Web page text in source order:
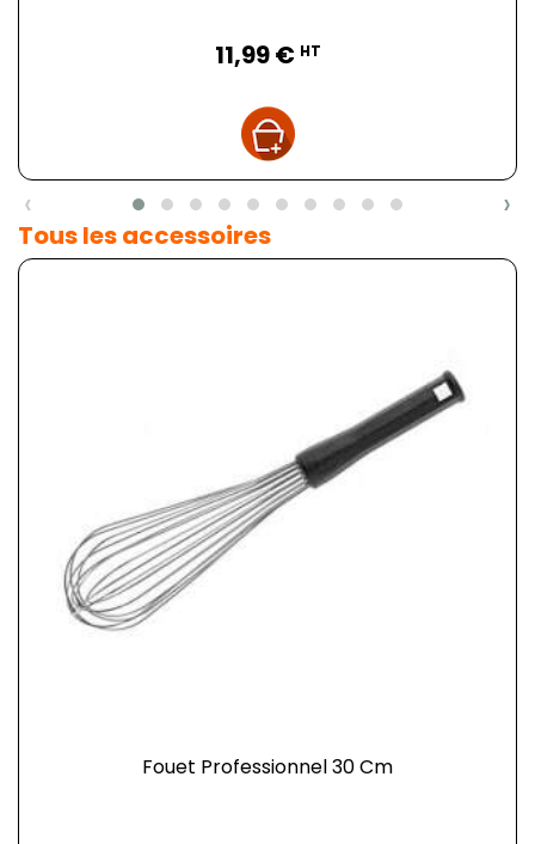
11,99 € HT
‹ ›
Tous les accessoires
Fouet Professionnel 30 Cm